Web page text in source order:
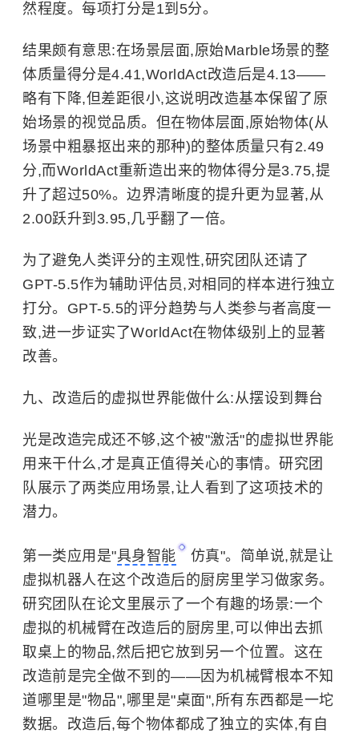
然程度。每项打分是1到5分。
结果颇有意思:在场景层面,原始Marble场景的整
体质量得分是4.41,WorldAct改造后是4.13——
略有下降,但差距很小,这说明改造基本保留了原
始场景的视觉品质。但在物体层面,原始物体(从
场景中粗暴抠出来的那种)的整体质量只有2.49
分,而WorldAct重新造出来的物体得分是3.75,提
升了超过50%。边界清晰度的提升更为显著,从
2.00跃升到3.95,几乎翻了一倍。
为了避免人类评分的主观性,研究团队还请了
GPT-5.5作为辅助评估员,对相同的样本进行独立
打分。GPT-5.5的评分趋势与人类参与者高度一
致,进一步证实了WorldAct在物体级别上的显著
改善。
九、改造后的虚拟世界能做什么:从摆设到舞台
光是改造完成还不够,这个被"激活"的虚拟世界能
用来干什么,才是真正值得关心的事情。研究团
队展示了两类应用场景,让人看到了这项技术的
潜力。
第一类应用是"具身智能
仿真"。简单说,就是让
虚拟机器人在这个改造后的厨房里学习做家务。
研究团队在论文里展示了一个有趣的场景:一个
虚拟的机械臂在改造后的厨房里,可以伸出去抓
取桌上的物品,然后把它放到另一个位置。这在
改造前是完全做不到的——因为机械臂根本不知
道哪里是"物品",哪里是"桌面",所有东西都是一坨
数据。改造后,每个物体都成了独立的实体,有自